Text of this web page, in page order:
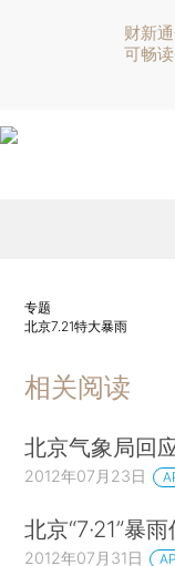
财新
可畅
专题
北京7.21特大暴雨
相关阅读
北京气象局回
2012年07月23日
北京“7·21”暴
2012年07月31日